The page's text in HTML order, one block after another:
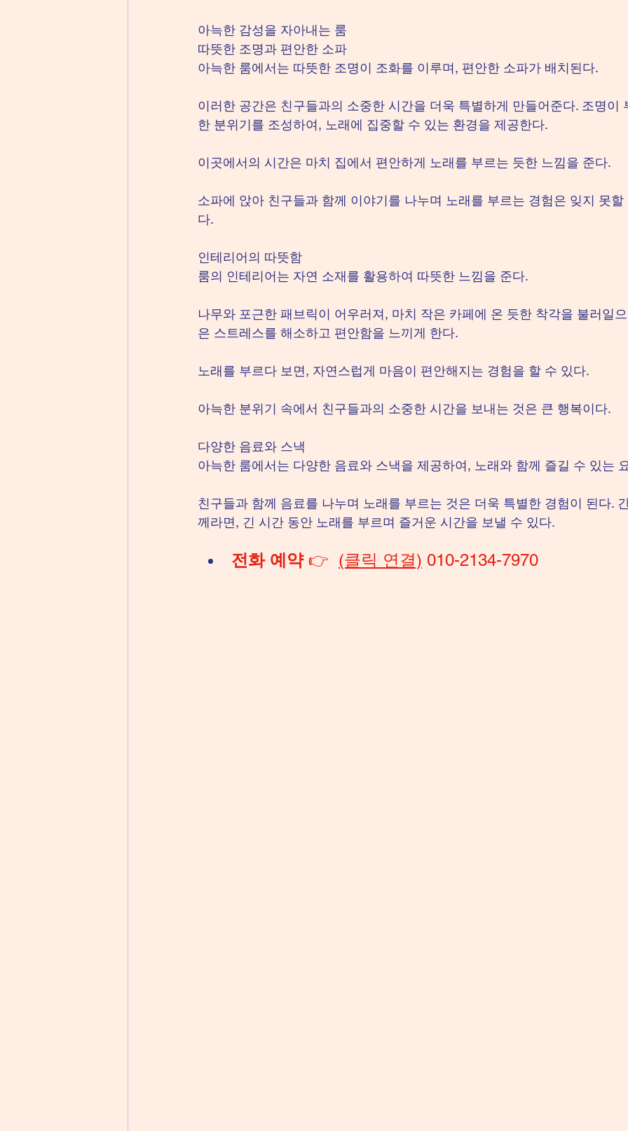
아늑한 감성을 자아내는 룸
따뜻한 조명과 편안한 소파
아늑한 룸에서는 따뜻한 조명이 조화를 이루며, 편안한 소파가 배치된다.
이러한 공간은 친구들과의 소중한 시간을 더욱 특별하게 만들어준다. 조명이
한 분위기를 조성하여, 노래에 집중할 수 있는 환경을 제공한다.
이곳에서의 시간은 마치 집에서 편안하게 노래를 부르는 듯한 느낌을 준다.
소파에 앉아 친구들과 함께 이야기를 나누며 노래를 부르는 경험은 잊지 못할
다.
인테리어의 따뜻함
룸의 인테리어는 자연 소재를 활용하여 따뜻한 느낌을 준다.
나무와 포근한 패브릭이 어우러져, 마치 작은 카페에 온 듯한 착각을 불러일
은 스트레스를 해소하고 편안함을 느끼게 한다.
노래를 부르다 보면, 자연스럽게 마음이 편안해지는 경험을 할 수 있다.
아늑한 분위기 속에서 친구들과의 소중한 시간을 보내는 것은 큰 행복이다.
다양한 음료와 스낵
아늑한 룸에서는 다양한 음료와 스낵을 제공하여, 노래와 함께 즐길 수 있는
친구들과 함께 음료를 나누며 노래를 부르는 것은 더욱 특별한 경험이 된다.
께라면, 긴 시간 동안 노래를 부르며 즐거운 시간을 보낼 수 있다.
전화 예약 👉 (클릭 연결) 010-2134-7970